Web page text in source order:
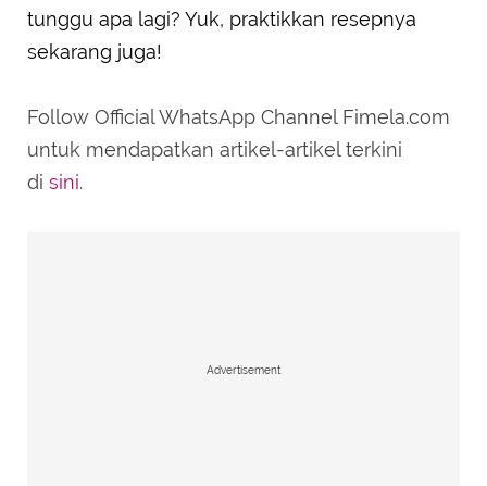
tunggu apa lagi? Yuk, praktikkan resepnya
sekarang juga!
Follow Official WhatsApp Channel Fimela.com
untuk mendapatkan artikel-artikel terkini
di sini.
Advertisement